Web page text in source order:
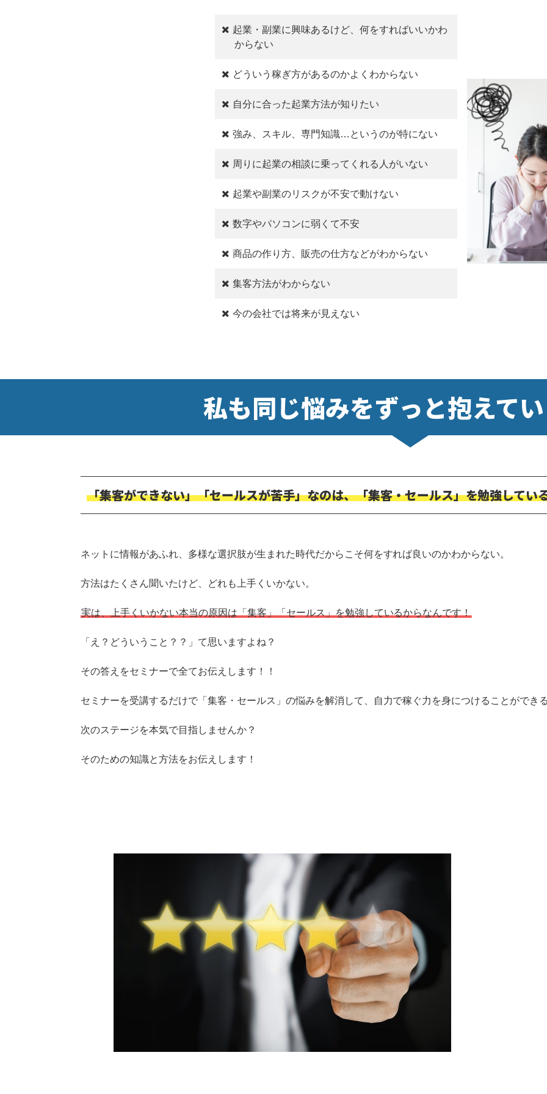
起業・副業に興味あるけど、何をすればいいかわ
からない
どういう稼ぎ方があるのかよくわからない
自分に合った起業方法が知りたい
強み、スキル、専門知識…というのが特にない
周りに起業の相談に乗ってくれる人がいない
起業や副業のリスクが不安で動けない
数字やパソコンに弱くて不安
商品の作り方、販売の仕方などがわからない
集客方法がわからない
今の会社では将来が見えない
私も同じ悩みをずっと抱えて
「集客ができない」「セールスが苦手」なのは、「集客・セールス」を勉強してい
ネットに情報があふれ、多様な選択肢が生まれた時代だからこそ何をすれば良いのかわからない。
方法はたくさん聞いたけど、どれも上手くいかない。
実は、上手くいかない本当の原因は「集客」「セールス」を勉強しているからなんです！
「え？どういうこと？？」て思いますよね？
その答えをセミナーで全てお伝えします！！
セミナーを受講するだけで「集客・セールス」の悩みを解消して、自力で稼ぐ力を身につけることができ
次のステージを本気で目指しませんか？
そのための知識と方法をお伝えします！